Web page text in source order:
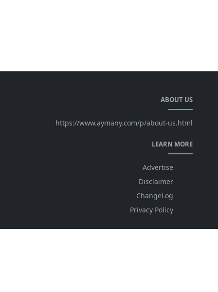
ABOUT US
https://www.aymany.com/p/about-us.html
LEARN MORE
Advertise
Disclaimer
ChangeLog
Privacy Policy